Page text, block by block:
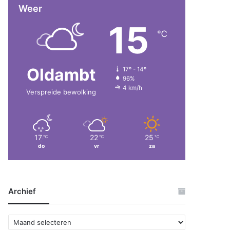
Weer
Oldambt
Verspreide bewolking
15 ℃
17º - 14º
96%
4 km/h
17 ℃
do
22 ℃
vr
25 ℃
za
Archief